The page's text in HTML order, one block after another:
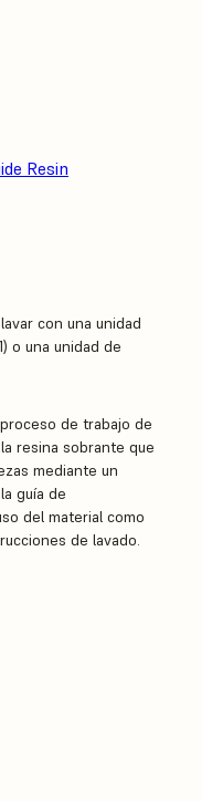
Resin
con una unidad
o una unidad de
de trabajo de
resina sobrante que
mediante un
guía de
del material como
de lavado.